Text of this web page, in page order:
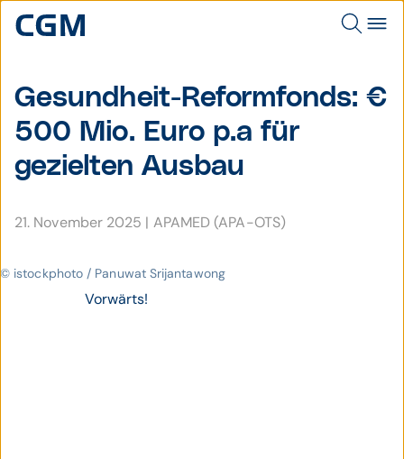
Gesund­heit-Reform­fonds: €
500 Mio. Euro p.a für
gezielten Ausbau
21. November 2025 | APAMED (APA-OTS)
© istockphoto / Panuwat Srijantawong
Vorwärts!